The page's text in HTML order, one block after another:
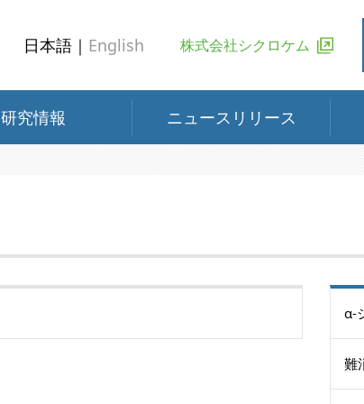
日本語｜ English 株式会社シクロケム
研究情報 ニュースリリース
α-
難